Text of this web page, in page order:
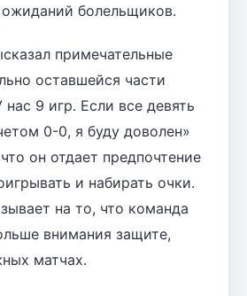
болельщиков.
примечательные
оставшейся части
нас 9 игр. Если все девять
0-0, я буду доволен»
он отдает предпочтение
и набирать очки.
на то, что команда
внимания защите,
матчах.